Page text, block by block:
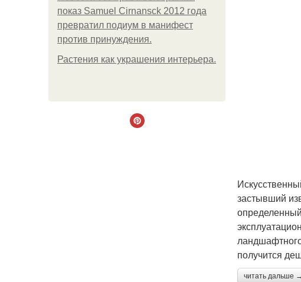
показ Samuel Cirnansck 2012 года
превратил подиум в манифест
против принуждения.
Растения как украшения интерьера.
застывший
получится
читать дальше →